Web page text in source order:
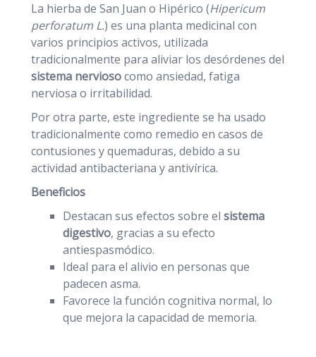
La hierba de San Juan o Hipérico (Hipericum
perforatum L.) es una planta medicinal con
varios principios activos, utilizada
tradicionalmente para aliviar los desórdenes del
sistema nerviosocomo ansiedad, fatiga
nerviosa o irritabilidad.
Por otra parte, este ingrediente se ha usado
tradicionalmente como remedio en casos de
contusiones y quemaduras, debido a su
actividad antibacteriana y antivírica.
Beneficios
Destacan sus efectos sobre el sistema
digestivo, gracias a su efecto
antiespasmódico.
Ideal para el alivio en personas que
padecen asma.
Favorece la función cognitiva normal, lo
que mejora la capacidad de memoria.